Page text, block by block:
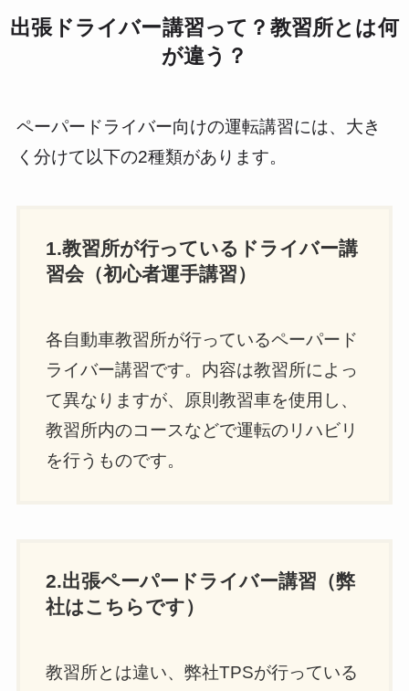
出張ドライバー講習って？教習所とは何
が違う？
ペーパードライバー向けの運転講習には、大き
く分けて以下の2種類があります。
1.教習所が行っているドライバー講
習会（初心者運手講習）
各自動車教習所が行っているペーパード
ライバー講習です。内容は教習所によっ
て異なりますが、原則教習車を使用し、
教習所内のコースなどで運転のリハビリ
を行うものです。
2.出張ペーパードライバー講習（弊
社はこちらです）
教習所とは違い、弊社TPSが行っている